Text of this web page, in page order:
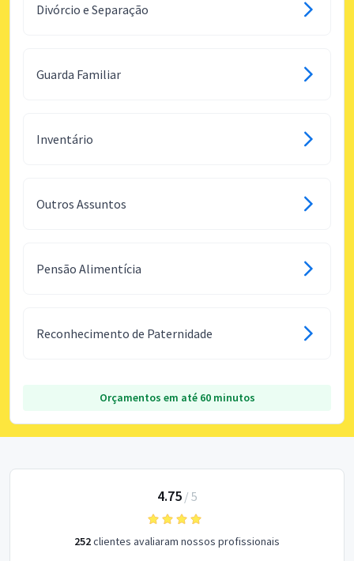
Divórcio e Separação
Guarda Familiar
Inventário
Outros Assuntos
Pensão Alimentícia
Reconhecimento de Paternidade
Orçamentos em até 60 minutos
4.75/ 5
252clientes avaliaram nossos profissionais